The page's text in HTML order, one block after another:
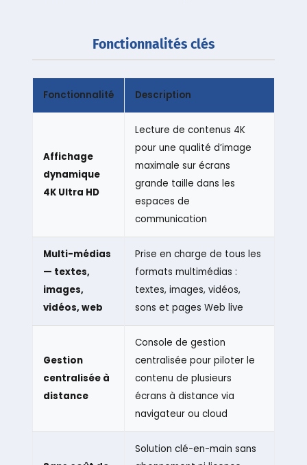
Fonctionnalités clés
Fonctionnalité Description
Affichage
dynamique
4K Ultra HD
Lecture de contenus 4K
pour une qualité d’image
maximale sur écrans
grande taille dans les
espaces de
communication
Multi-médias
— textes,
images,
vidéos, web
Prise en charge de tous les
formats multimédias :
textes, images, vidéos,
sons et pages Web live
Gestion
centralisée à
distance
Console de gestion
centralisée pour piloter le
contenu de plusieurs
écrans à distance via
navigateur ou cloud
Solution clé-en-main sans